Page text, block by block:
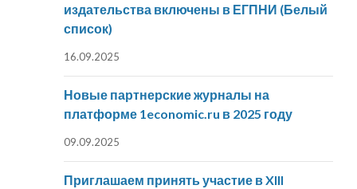
издательства включены в ЕГПНИ (Белый
список)
16.09.2025
Новые партнерские журналы на
платформе 1economic.ru в 2025 году
09.09.2025
Приглашаем принять участие в XIII